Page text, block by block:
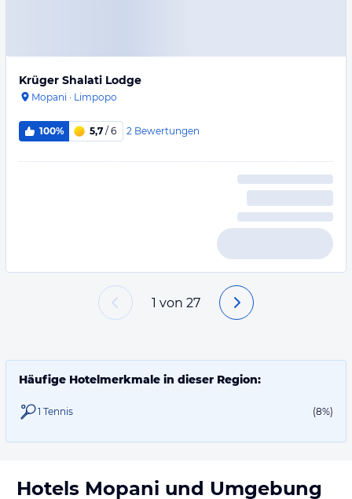
Krüger Shalati Lodge
Mopani · Limpopo
100% 5,7 / 6 2 Bewertungen
1 von 27
Häufige Hotelmerkmale in dieser Region:
1 Tennis (8%)
Hotels Mopani und Umgebung